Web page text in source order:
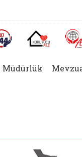
sekmede açılır)
Alo 144 (yeni sekmede
Koruyucu
Müdürlük